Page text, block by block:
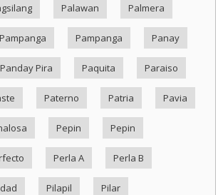
Palawan Palmera
Pampanga Pampanga Panay
Panday Pira Paquita Paraiso
Paterno Patria Pavia
Pepin Pepin
Perla A Perla B
Pilapil Pilar